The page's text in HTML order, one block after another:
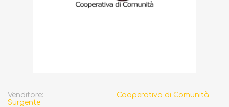
Venditore:
Cooperativa di Comunità
Surgente